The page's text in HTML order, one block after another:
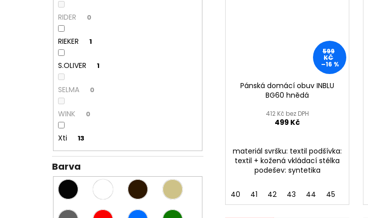
RIDER 0
RIEKER 1
S.OLIVER 1
SELMA 0
WINK 0
Xti 13
Barva
599
KČ
–16 %
Pánská domácí obuv INBLU
BG60 hnědá
412 Kč bez DPH
499 Kč
materiál svršku: textil podšívka:
textil + kožená vkládací stélka
podešev: syntetika
40 41 42 43 44 45